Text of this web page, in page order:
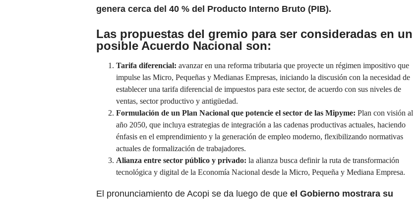
genera cerca del 40 % del Producto Interno Bruto (PIB).
Las propuestas del gremio para ser consideradas en un
posible Acuerdo Nacional son:
Tarifa diferencial: avanzar en una reforma tributaria que proyecte un régimen impositivo que
impulse las Micro, Pequeñas y Medianas Empresas, iniciando la discusión con la necesidad de
establecer una tarifa diferencial de impuestos para este sector, de acuerdo con sus niveles de
ventas, sector productivo y antigüedad.
Formulación de un Plan Nacional que potencie el sector de las Mipyme: Plan con visión al
año 2050, que incluya estrategias de integración a las cadenas productivas actuales, haciendo
énfasis en el emprendimiento y la generación de empleo moderno, flexibilizando normativas
actuales de formalización de trabajadores.
Alianza entre sector público y privado: la alianza busca definir la ruta de transformación
tecnológica y digital de la Economía Nacional desde la Micro, Pequeña y Mediana Empresa.
El pronunciamiento de Acopi se da luego de que el Gobierno mostrara su